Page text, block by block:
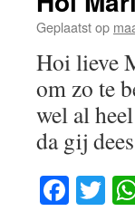
Geplaatst op
Hoi lieve
om zo te
wel al
da gij